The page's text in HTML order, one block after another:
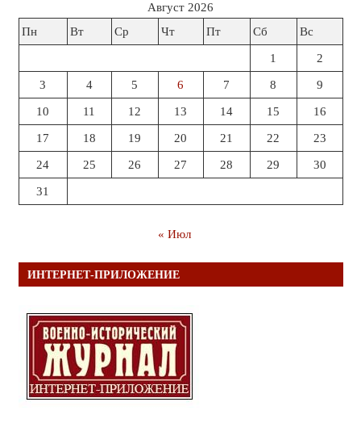
Август 2026
Пн
Вт Ср Чт Пт Сб Вс
1 2
3 4 5 6 7 8 9
10 11 12 13 14 15 16
17 18 19 20 21 22 23
24 25 26 27 28 29 30
31
« Июл
ИНТЕРНЕТ-ПРИЛОЖЕНИЕ